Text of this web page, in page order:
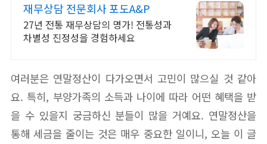
재무상담 전문회사 포도A&P
27년 전통 재무상담의 명가! 전통성과
차별성 진정성을 경험하세요
여러분은 연말정산이 다가오면서 고민이 많으실 것 같아
요. 특히, 부양가족의 소득과 나이에 따라 어떤 혜택을 받
을 수 있을지 궁금하신 분들이 많을 거예요. 연말정산을
통해 세금을 줄이는 것은 매우 중요한 일이니, 오늘 이 글